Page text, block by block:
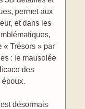
permet aux
et dans les
« Trésors » par
: le mausolée
des
désormais